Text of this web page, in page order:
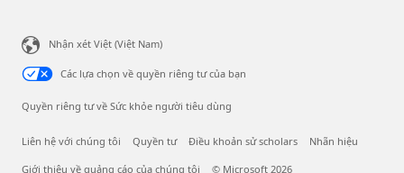
Nhận xét Việt (Việt Nam)
Các lựa chọn về quyền riêng tư của bạn
Quyền riêng tư về Sức khỏe người tiêu dùng
Liên hệ với chúng tôi Quyền tư Điều khoản sử scholars Nhãn hiệu
Giới thiệu về quảng cáo của chúng tôi © Microsoft 2026